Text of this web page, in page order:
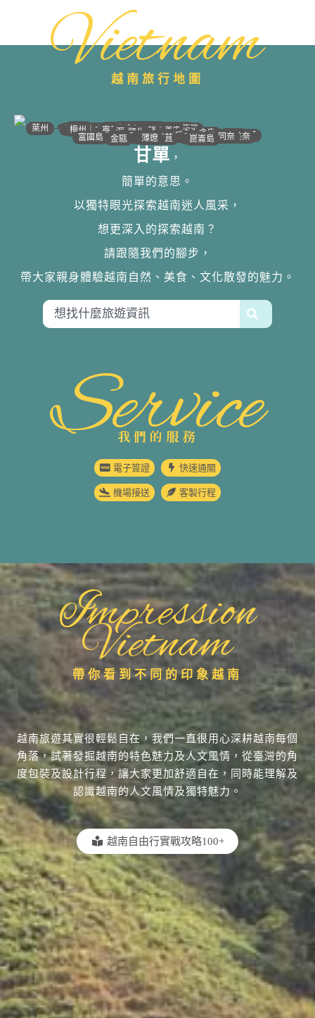
Vietnam
越南旅行地圖
• 河江｜高平
沙壩 •
萊州 • 宣光 •
安沛｜木江界 •
• 太原
梅州｜木州•• 北江｜北寧
• 下龍灣
• 河內
•海防｜海洋
• 南定｜清化
寧平 ••河靜｜義安
洞海 •
順化 •• 峴港
• 會安
• 歸仁
邦美蜀 •
大叻 ••芽莊｜潘郎
•潘切｜美奈
平陽 •
西寧 •
胡志明 •
美萩 •
富國島 •迪石 •
金甌 • • 同奈
• 頭頓
• 芹苴 •崑崙島
• 薄遼
甘單 ，
簡單的意思。
以獨特眼光探索越南迷人風采，
想更深入的探索越南？
請跟隨我們的腳步，
帶大家親身體驗越南自然、美食、文化散發的魅力。
Service
我們的服務
電子簽證 快速通關
機場接送 客製行程
Impression
Vietnam
帶你看到不同的印象越南
越南旅遊其實很輕鬆自在，我們一直很用心深耕越南每個
角落，試著發掘越南的特色魅力及人文風情，從臺灣的角
度包裝及設計行程，讓大家更加舒適自在，同時能理解及
認識越南的人文風情及獨特魅力。
越南自由行實戰攻略100+